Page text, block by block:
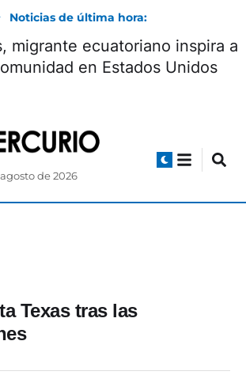
Noticias de última hora:
migrante ecuatoriano
comunidad en Estados
de 2026
Texas tras las